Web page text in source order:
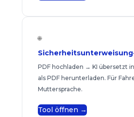
🌐
PDF hochladen → KI übersetzt
als PDF herunterladen. Für
Muttersprache.
Tool öffnen →